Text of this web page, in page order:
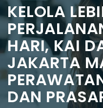
KELOLA
HARI, KAI
JAKARTA
DAN